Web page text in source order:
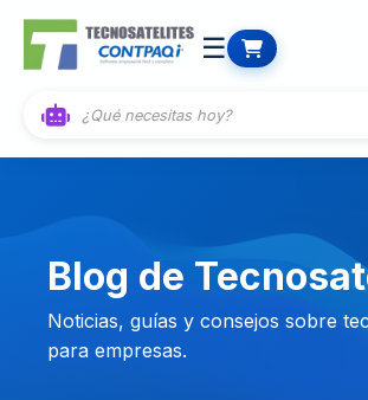
☰
Blog de
Noticias, guías y consejos sobre
para empresas.